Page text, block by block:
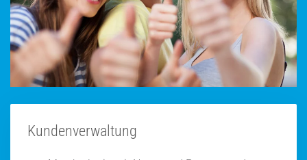
Kundenverwaltung